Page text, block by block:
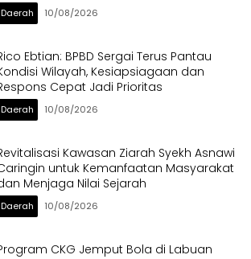
Daerah 10/08/2026
Ebtian: BPBD Sergai Terus Pantau
Wilayah, Kesiapsiagaan dan
Cepat Jadi Prioritas
Daerah 10/08/2026
Kawasan Ziarah Syekh Asnawi
untuk Kemanfaatan Masyarakat
Menjaga Nilai Sejarah
Daerah 10/08/2026
CKG Jemput Bola di Labuan